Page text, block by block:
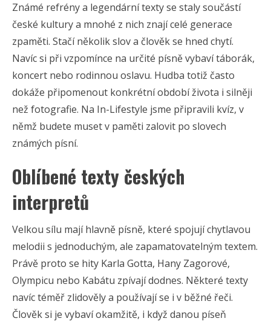
Známé refrény a legendární texty se staly součástí
české kultury a mnohé z nich znají celé generace
zpaměti. Stačí několik slov a člověk se hned chytí.
Navíc si při vzpomínce na určité písně vybaví táborák,
koncert nebo rodinnou oslavu. Hudba totiž často
dokáže připomenout konkrétní období života i silněji
než fotografie. Na In-Lifestyle jsme připravili kvíz, v
němž budete muset v paměti zalovit po slovech
známých písní.
Oblíbené texty českých
interpretů
Velkou sílu mají hlavně písně, které spojují chytlavou
melodii s jednoduchým, ale zapamatovatelným textem.
Právě proto se hity Karla Gotta, Hany Zagorové,
Olympicu nebo Kabátu zpívají dodnes. Některé texty
navíc téměř zlidověly a používají se i v běžné řeči.
Člověk si je vybaví okamžitě, i když danou píseň